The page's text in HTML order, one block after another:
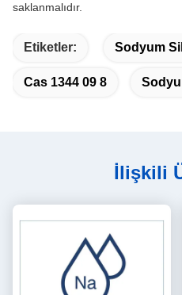
saklanmalıdır.
Etiketler: Sodyum
Cas 1344 09 8
İlişkili